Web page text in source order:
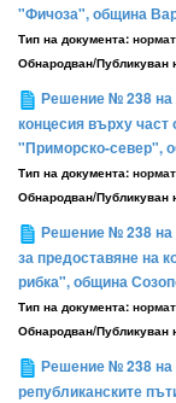
"Фичоза", община
Тип на документа:
Обнародван/Публикуван
Решение № 238 на
концесия върху
"Приморско-север",
Тип на документа:
Обнародван/Публикуван
Решение № 238 на
за предоставяне на
рибка", община
Тип на документа:
Обнародван/Публикуван
Решение № 238 на
републиканските